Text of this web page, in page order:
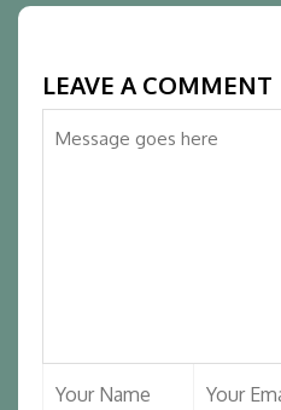
LEAVE A COMMENT